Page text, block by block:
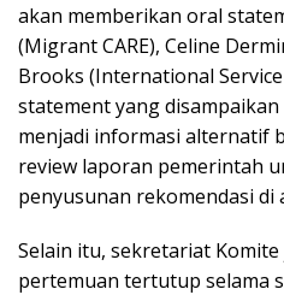
akan memberikan oral
(Migrant CARE), Celine
Brooks (International
statement yang
menjadi informasi alternatif
review laporan pemerintah
penyusunan rekomendasi di
Selain itu, sekretariat
pertemuan tertutup selama